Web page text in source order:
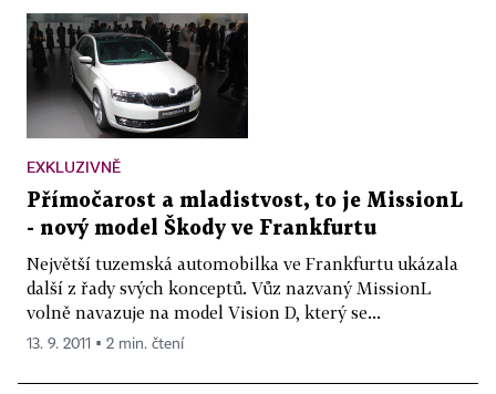
EXKLUZIVNĚ
Přímočarost a mladistvost, to je MissionL
- nový model Škody ve Frankfurtu
Největší tuzemská automobilka ve Frankfurtu ukázala
další z řady svých konceptů. Vůz nazvaný MissionL
volně navazuje na model Vision D, který se...
13. 9. 2011 ▪ 2 min. čtení